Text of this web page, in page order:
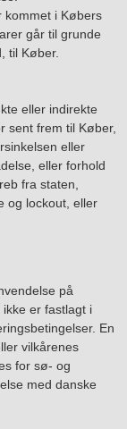
kommet i Købers
går til grunde
til Køber.
eller indirekte
sent frem til Køber,
eller
eller forhold
fra staten,
og lockout, eller
på
er fastlagt i
En
vilkårenes
for sø- og
med danske